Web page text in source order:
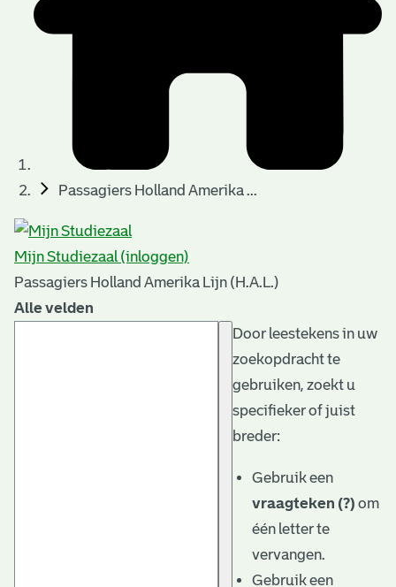
Passagiers Holland Amerika ...
Mijn Studiezaal (inloggen)
Passagiers Holland Amerika Lijn (H.A.L.)
Alle velden
Door leestekens in uw
zoekopdracht te
gebruiken, zoekt u
specifieker of juist
breder:
Gebruik een
vraagteken (?) om
één letter te
vervangen.
Gebruik een